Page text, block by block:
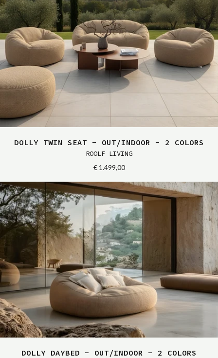
DOLLY TWIN SEAT - OUT/INDOOR - 2 COLORS
ROOLF LIVING
€ 1.499,00
DOLLY DAYBED - OUT/INDOOR - 2 COLORS